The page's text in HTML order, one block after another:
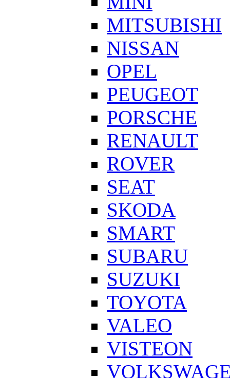
MITSUBISHI
NISSAN
OPEL
PEUGEOT
PORSCHE
RENAULT
ROVER
SEAT
SKODA
SMART
SUBARU
SUZUKI
TOYOTA
VALEO
VISTEON